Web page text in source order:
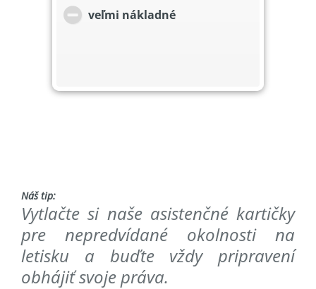
veľmi nákladné
Náš tip:
Vytlačte si naše asistenčné kartičky
pre nepredvídané okolnosti na
letisku a buďte vždy pripravení
obhájiť svoje práva.